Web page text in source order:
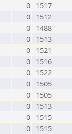
0
1517
0
1512
0
1488
0
1513
0
1521
0
1516
0
1522
0
1505
0
1505
0
1513
0
1515
0
1515